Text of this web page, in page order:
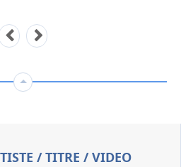
/ TITRE / VIDEO